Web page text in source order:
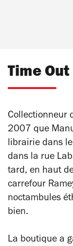
Time
Collectionneur
2007 que
librairie dans
dans la rue
tard, en haut
carrefour
noctambules
bien.
La boutique a